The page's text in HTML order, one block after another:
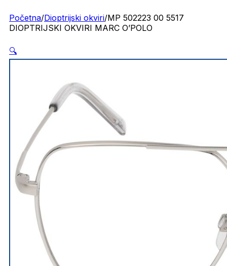
Početna/Dioptrijski okviri/MP 502223 00 5517
DIOPTRIJSKI OKVIRI MARC O’POLO
🔍